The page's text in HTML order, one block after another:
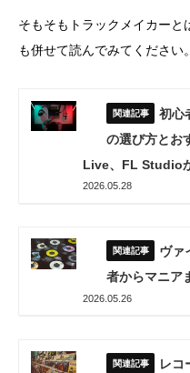
そもそもトラックメイカー
も併せて読んでみてください。
初心
の選び方とお
Live、FL Studio
2026.05.28
ヴァ
者からマニア
2026.05.26
レコ